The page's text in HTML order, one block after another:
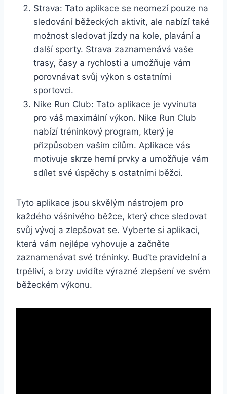
Strava: Tato aplikace se neomezí pouze na
sledování běžeckých aktivit, ale nabízí také
možnost sledovat jízdy na kole, plavání a
další sporty. Strava zaznamenává vaše
trasy, časy a rychlosti a umožňuje vám
porovnávat svůj výkon s ostatními
sportovci.
Nike Run Club: Tato aplikace je vyvinuta
pro váš maximální výkon. Nike Run Club
nabízí tréninkový program, který je
přizpůsoben vašim cílům. Aplikace vás
motivuje skrze herní prvky a umožňuje vám
sdílet své úspěchy s ostatními běžci.
Tyto aplikace jsou skvělým nástrojem pro
každého vášnivého běžce, který chce sledovat
svůj vývoj a zlepšovat se. Vyberte si aplikaci,
která vám nejlépe vyhovuje a začněte
zaznamenávat své tréninky. Buďte pravidelní a
trpěliví, a brzy uvidíte výrazné zlepšení ve svém
běžeckém výkonu.